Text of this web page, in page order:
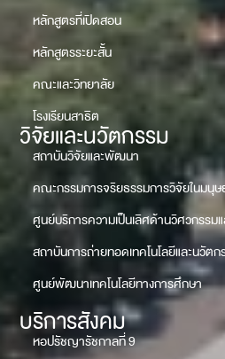
หลักสูตรที่เปิดสอน
หลักสูตรระยะสั้น
คณะและวิทยาลัย
โรงเรียนสาธิต
วิจัยและนวัตกรรม
สถาบันวิจัยและพัฒนา
คณะกรรมการจริยธรรมการวิจัยในมนุ
ศูนย์บริการความเป็นเลิศด้านวิศวกรรมแ
สถาบันการถ่ายทอดเทคโนโลยีและนวัตก
ศูนย์พัฒนาเทคโนโลยีทางการศึกษา
บริการสังคม
หอปรัชญารัชกาลที่ 9